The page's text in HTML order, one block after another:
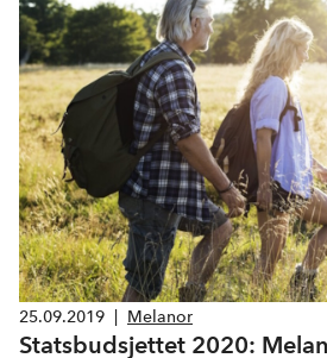
25.09.2019 Melanor
Statsbudsjettet 2020: